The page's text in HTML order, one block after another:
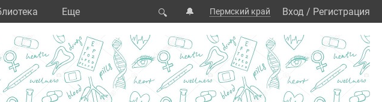
Eще 🔍 🔔 Пермский край Вход / Регистрация